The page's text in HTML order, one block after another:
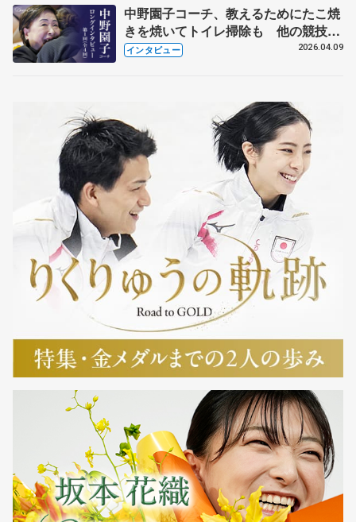
中野園子コーチ、教えるためにたこ焼
きを焼いてトイレ掃除も 他の競技に
も通用するという坂本花織の筋肉
インタビュー 2026.04.09